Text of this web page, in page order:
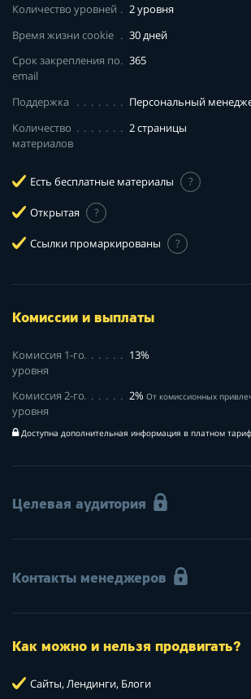
Количество уровней
2 уровня
Время жизни cookie
30 дней
Срок закрепления по
email
365
Поддержка
Персональный
Количество
материалов
2 страницы
Есть бесплатные материалы ?
Открытая ?
Ссылки промаркированы ?
Комиссии и выплаты
Комиссия 1-го
уровня
13%
Комиссия 2-го
уровня
2%От комиссионных
Доступна дополнительная информация в платном
Целевая аудитория
Контакты менеджеров
Как можно и нельзя продвигать?
Сайты, Лендинги, Блоги